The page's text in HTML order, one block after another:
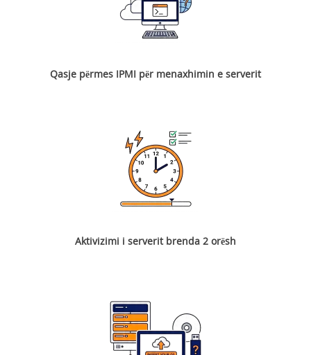
Qasje përmes IPMI për menaxhimin e serverit
Aktivizimi i serverit brenda 2 orësh